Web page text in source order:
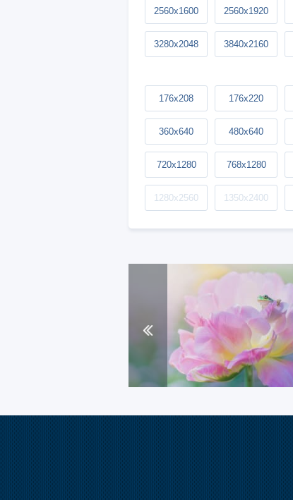
2560x1600 2560x1920
3280x2048 3840x2160
176x208 176x220
360x640 480x640
720x1280 768x1280
1280x2560 1350x2400